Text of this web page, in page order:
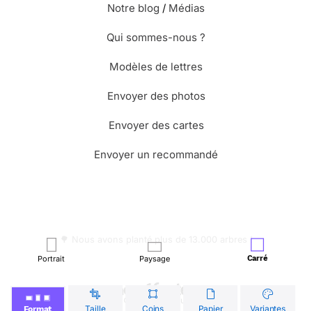
Portrait Paysage Carré
Format Taille Coins Papier Variantes
Notre blog / Médias
Qui sommes-nous ?
Modèles de lettres
Envoyer des photos
Envoyer des cartes
Envoyer un recommandé
🌳 Nous avons planté plus de 13.000 arbres !
© Merci Facteur